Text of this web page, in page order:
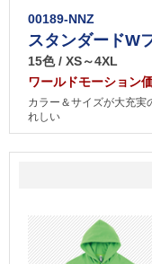
00189-NNZ
スタンダードW
15色 / XS～4XL
ワールドモーション
カラー＆サイズが大充実
れしい